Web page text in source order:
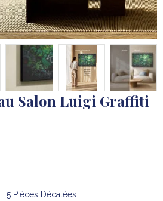
Salon Luigi Graffiti
5 Pièces Décalées